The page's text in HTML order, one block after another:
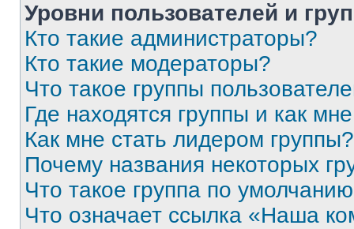
Уровни пользователей и
Кто такие администраторы?
Кто такие модераторы?
Что такое группы
Где находятся группы и как
Как мне стать лидером группы?
Почему названия некоторых
Что такое группа по
Что означает ссылка «Наша